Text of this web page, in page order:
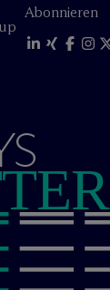
Abonnieren